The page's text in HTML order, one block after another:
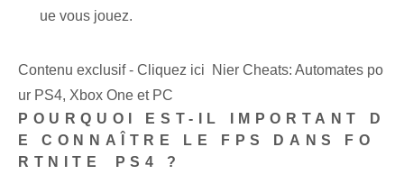
ue vous jouez.
Contenu exclusif - Cliquez ici Nier Cheats: Automates po
ur PS4, Xbox One et PC
POURQUOI EST-IL IMPORTANT D
E CONNAÎTRE LE FPS DANS FO
RTNITE ⁢PS4 ?